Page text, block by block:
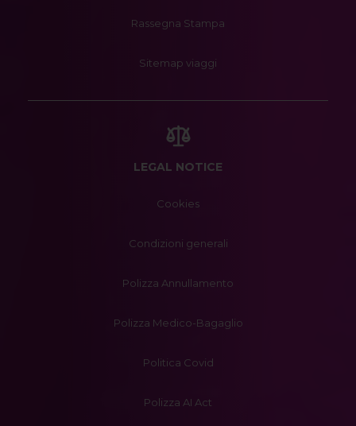
Rassegna Stampa
Sitemap viaggi
LEGAL NOTICE
Cookies
Condizioni generali
Polizza Annullamento
Polizza Medico-Bagaglio
Politica Covid
Polizza AI Act